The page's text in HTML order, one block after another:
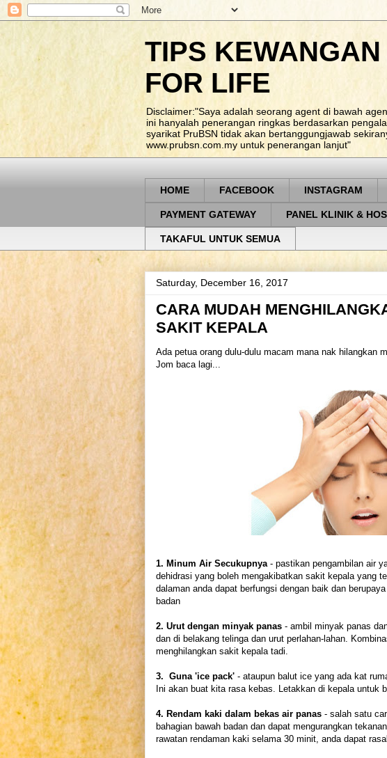
TIPS
FOR LIFE
Disclaimer:"Saya adalah seorang agent di bawah
ini hanyalah penerangan ringkas berdasarkan
syarikat PruBSN tidak akan bertanggungjawab
www.prubsn.com.my untuk penerangan lanjut"
HOME FACEBOOK INSTAGRAM
PAYMENT GATEWAY PANEL KLINIK &
TAKAFUL UNTUK SEMUA
Saturday, December 16, 2017
CARA MUDAH
SAKIT KEPALA
Ada petua orang dulu-dulu macam mana nak hilangkan
Jom baca lagi...
1. Minum Air Secukupnya - pastikan pengambilan air
dehidrasi yang boleh mengakibatkan sakit kepala yang
dalaman anda dapat berfungsi dengan baik dan
badan
2. Urut dengan minyak panas - ambil minyak panas
dan di belakang telinga dan urut perlahan-lahan.
menghilangkan sakit kepala tadi.
3. Guna 'ice pack' - ataupun balut ice yang ada kat
Ini akan buat kita rasa kebas. Letakkan di kepala untuk
4. Rendam kaki dalam bekas air panas - salah satu
bahagian bawah badan dan dapat mengurangkan
rawatan rendaman kaki selama 30 minit, anda dapat